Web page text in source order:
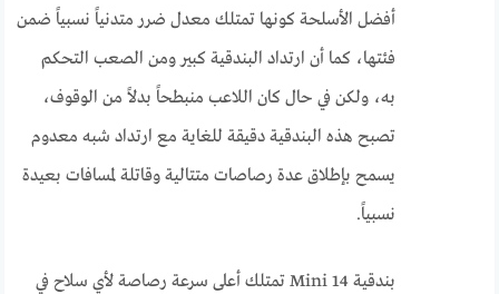
أفضل الأسلحة كونها تمتلك معدل ضرر متدنياً نسبياً ضمن
فئتها، كما أن ارتداد البندقية كبير ومن الصعب التحكم
به، ولكن في حال كان اللاعب منبطحاً بدلاً من الوقوف،
تصبح هذه البندقية دقيقة للغاية مع ارتداد شبه معدوم
يسمح بإطلاق عدة رصاصات متتالية وقاتلة لمسافات بعيدة
نسبياً.
بندقية Mini 14 تمتلك أعلى سرعة رصاصة لأي سلاح في